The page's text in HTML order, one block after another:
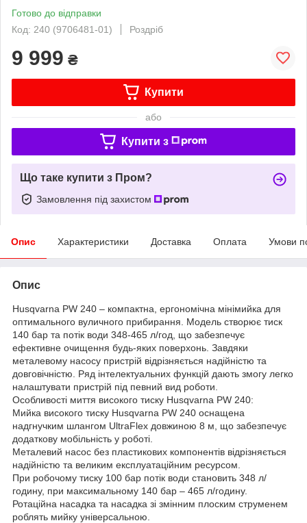
Готово до відправки
Код: 240 (9706481-01)
Роздріб
9 999 ₴
Купити
або
Купити з
Що таке купити з Пром?
Замовлення під захистом
Опис Характеристики Доставка Оплата Умови
Опис
Husqvarna PW 240 – компактна, ергономічна мінімийка для
оптимального вуличного прибирання. Модель створює тиск
140 бар та потік води 348-465 л/год, що забезпечує
ефективне очищення будь-яких поверхонь. Завдяки
металевому насосу пристрій відрізняється надійністю та
довговічністю. Ряд інтелектуальних функцій дають змогу легко
налаштувати пристрій під певний вид роботи.
Особливості миття високого тиску Husqvarna PW 240:
Мийка високого тиску Husqvarna PW 240 оснащена
надгнучким шлангом UltraFlex довжиною 8 м, що забезпечує
додаткову мобільність у роботі.
Металевий насос без пластикових компонентів відрізняється
надійністю та великим експлуатаційним ресурсом.
При робочому тиску 100 бар потік води становить 348 л/
годину, при максимальному 140 бар – 465 л/годину.
Ротаційна насадка та насадка зі змінним плоским струменем
роблять мийку універсальною.